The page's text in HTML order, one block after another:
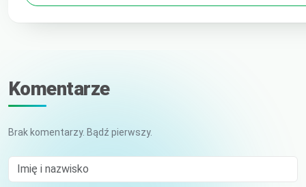
Komentarze
Brak komentarzy. Bądź pierwszy.
Imię i nazwisko